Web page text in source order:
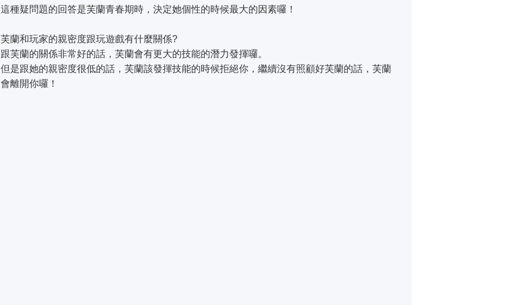
這種疑問題的回答是芙蘭青春期時，決定她個性的時候最大的因素囉！
芙蘭和玩家的親密度跟玩遊戲有什麼關係?
跟芙蘭的關係非常好的話，芙蘭會有更大的技能的潛力發揮囉。
但是跟她的親密度很低的話，芙蘭該發揮技能的時候拒絕你，繼續沒有照顧好芙蘭的話，芙蘭
會離開你囉！